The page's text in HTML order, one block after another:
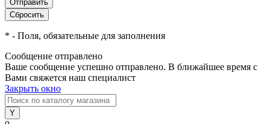
* - Поля, обязательные для заполнения
Сообщение отправлено
Ваше сообщение успешно отправлено. В ближайшее время с
Вами свяжется наш специалист
Закрыть окно